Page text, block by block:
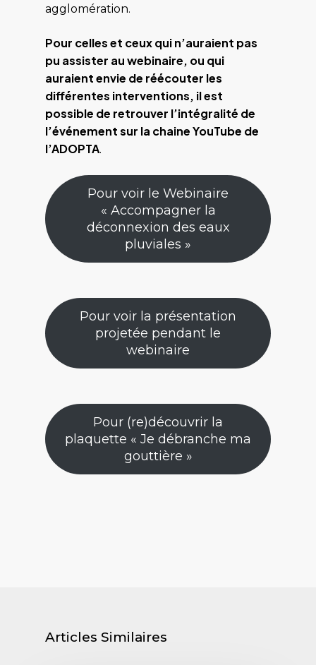
agglomération.
Pour celles et ceux qui n’auraient pas
pu assister au webinaire, ou qui
auraient envie de réécouter les
différentes interventions, il est
possible de retrouver l’intégralité de
l’événement sur la chaine YouTube de
l’ADOPTA.
Pour voir le Webinaire
« Accompagner la
déconnexion des eaux
pluviales »
Pour voir la présentation
projetée pendant le
webinaire
Pour (re)découvrir la
plaquette « Je débranche ma
gouttière »
Articles Similaires